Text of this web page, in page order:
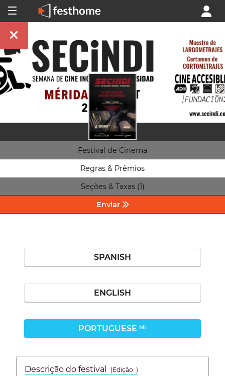
Festival de Cinema
Regras & Prêmios
Seções & Taxas (1)
Enviar
SPANISH
ENGLISH
PORTUGUESE ML
Descrição do festival
(Edição: )